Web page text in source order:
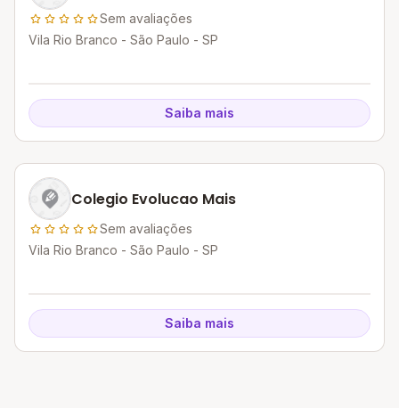
Sem avaliações
Vila Rio Branco - São Paulo - SP
Saiba mais
Colegio Evolucao Mais
Sem avaliações
Vila Rio Branco - São Paulo - SP
Saiba mais